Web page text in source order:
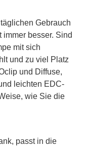
Gebrauch
besser. Sind
mit sich
und zu viel Platz
und Diffuse,
leichten EDC-
wie Sie die
passt in die